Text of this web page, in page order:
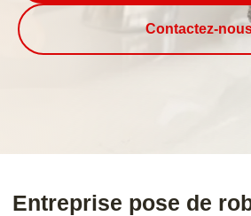
Contactez-
Entreprise pose de